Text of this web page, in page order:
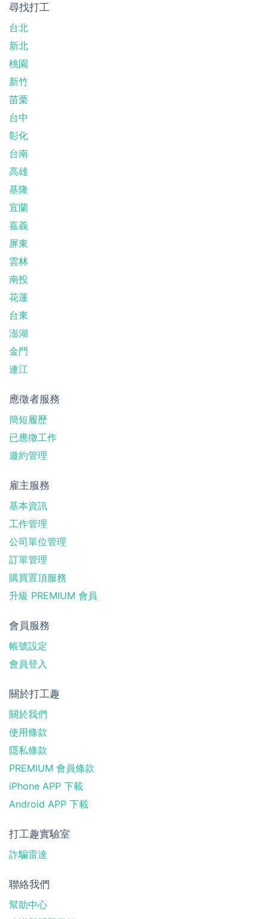
尋找打工
台北
新北
桃園
新竹
苗栗
台中
彰化
台南
高雄
基隆
宜蘭
嘉義
屏東
雲林
南投
花蓮
台東
澎湖
金門
連江
應徵者服務
簡短履歷
已應徵工作
邀約管理
雇主服務
基本資訊
工作管理
公司單位管理
訂單管理
購買置頂服務
升級 PREMIUM 會員
會員服務
帳號設定
會員登入
關於打工趣
關於我們
使用條款
隱私條款
PREMIUM 會員條款
iPhone APP 下載
Android APP 下載
打工趣實驗室
詐騙雷達
聯絡我們
幫助中心